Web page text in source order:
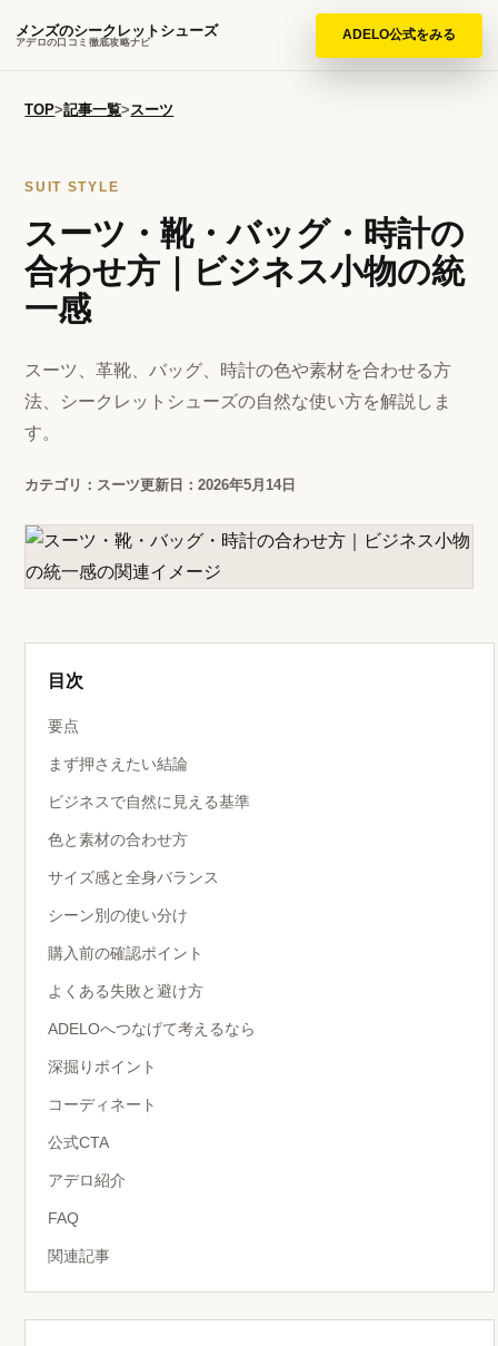
メンズのシークレットシューズ
アデロの口コミ徹底攻略ナビ ADELO公式をみる
TOP>記事一覧>スーツ
SUIT STYLE
スーツ・靴・バッグ・時計の
合わせ方｜ビジネス小物の統
一感
スーツ、革靴、バッグ、時計の色や素材を合わせる方
法、シークレットシューズの自然な使い方を解説しま
す。
カテゴリ：スーツ更新日：2026年5月14日
目次
要点
まず押さえたい結論
ビジネスで自然に見える基準
色と素材の合わせ方
サイズ感と全身バランス
シーン別の使い分け
購入前の確認ポイント
よくある失敗と避け方
ADELOへつなげて考えるなら
深掘りポイント
コーディネート
公式CTA
アデロ紹介
FAQ
関連記事